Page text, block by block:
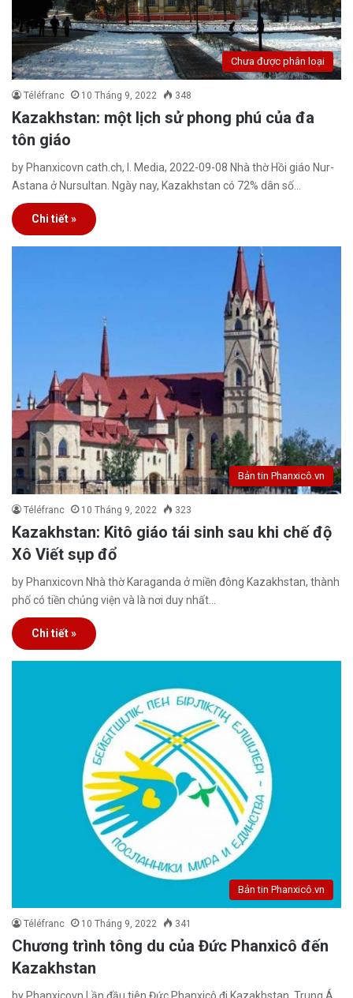
Chưa được phân loại
Téléfranc 10 Tháng 9, 2022 348
Kazakhstan: một lịch sử phong phú của đa
tôn giáo
by Phanxicovn cath.ch, I. Media, 2022-09-08 Nhà thờ Hồi giáo Nur-
Astana ở Nursultan. Ngày nay, Kazakhstan có 72% dân số…
Chi tiết »
Bản tin Phanxicô.vn
Téléfranc 10 Tháng 9, 2022 323
Kazakhstan: Kitô giáo tái sinh sau khi chế độ
Xô Viết sụp đổ
by Phanxicovn Nhà thờ Karaganda ở miền đông Kazakhstan, thành
phố có tiền chủng viện và là nơi duy nhất…
Chi tiết »
Bản tin Phanxicô.vn
Téléfranc 10 Tháng 9, 2022 341
Chương trình tông du của Đức Phanxicô đến
Kazakhstan